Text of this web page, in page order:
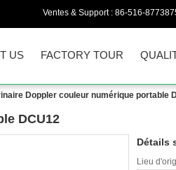
Ventes & Support : 86-516-
US FACTORY TOUR
Doppler couleur numérique portable
DCU12
Détails
Lieu